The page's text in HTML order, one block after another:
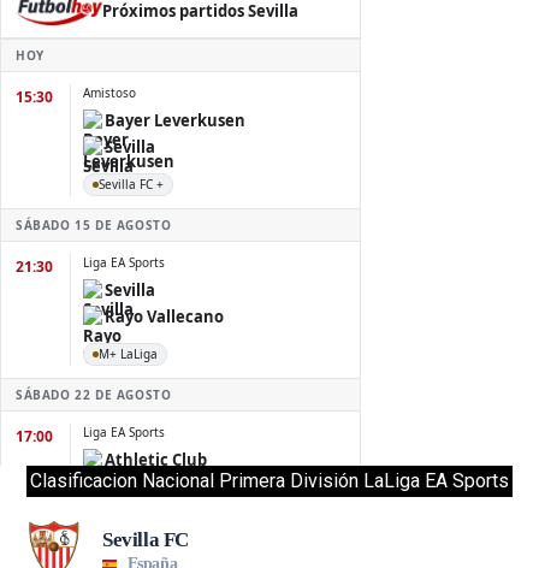
Clasificacion Nacional Primera División LaLiga EA Sports